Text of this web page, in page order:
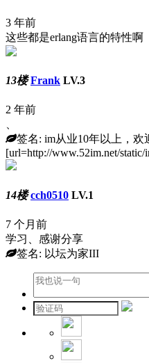
3 年前
这些都是erlang语言的特性啊
13楼 Frank LV.3
2 年前
签名: im从业10年以上，欢
[url=http://www.52im.net/static/
14楼 cch0510 LV.1
7 个月前
学习、感谢分享
签名: 以坛为家III